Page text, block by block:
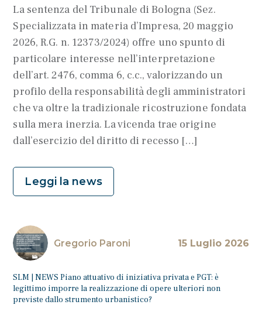
La sentenza del Tribunale di Bologna (Sez.
Specializzata in materia d’Impresa, 20 maggio
2026, R.G. n. 12373/2024) offre uno spunto di
particolare interesse nell’interpretazione
dell’art. 2476, comma 6, c.c., valorizzando un
profilo della responsabilità degli amministratori
che va oltre la tradizionale ricostruzione fondata
sulla mera inerzia. La vicenda trae origine
dall’esercizio del diritto di recesso […]
Leggi la news
Gregorio Paroni 15 Luglio 2026
SLM | NEWS Piano attuativo di iniziativa privata e PGT: è
legittimo imporre la realizzazione di opere ulteriori non
previste dallo strumento urbanistico?